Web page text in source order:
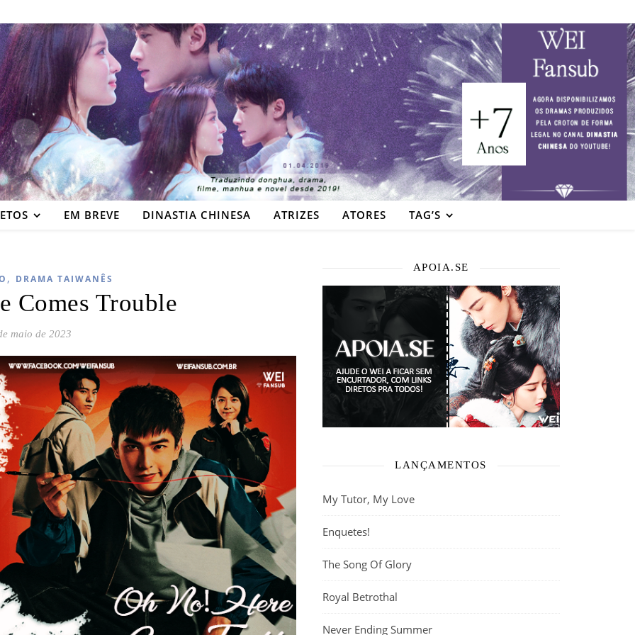
EM BREVE DINASTIA CHINESA ATRIZES ATORES TAG’S
, DRAMA TAIWANÊS
Comes Trouble
maio de 2023
APOIA.SE
LANÇAMENTOS
My Tutor, My Love
Enquetes!
The Song Of Glory
Royal Betrothal
Never Ending Summer